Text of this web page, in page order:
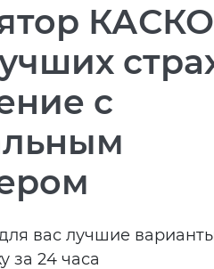
с
вас лучшие
за 24 часа